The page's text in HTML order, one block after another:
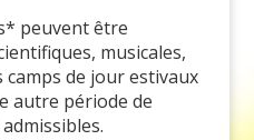
peuvent être
musicales,
de jour estivaux
autre période de